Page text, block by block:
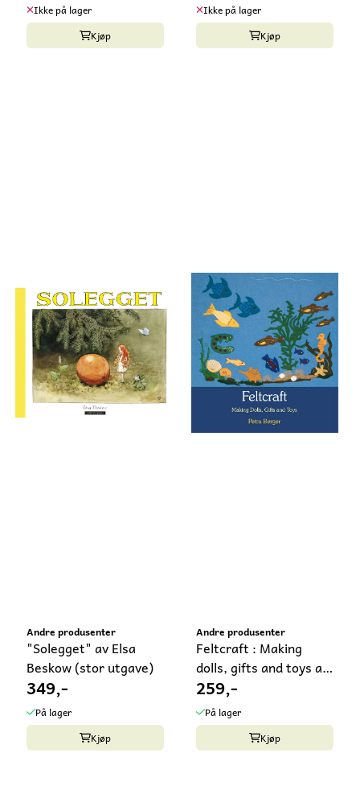
Ikke på lager
Kjøp
Ikke på lager
Kjøp
Andre produsenter
"Solegget" av Elsa
Beskow (stor utgave)
349,-
På lager
Kjøp
Andre produsenter
Feltcraft : Making
dolls, gifts and toys av
Petra ...
259,-
På lager
Kjøp